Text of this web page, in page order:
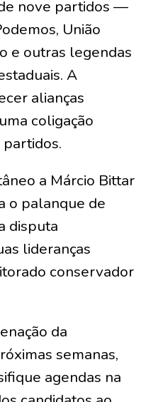
nove partidos —
União
e outras legendas
A
alianças
coligação
a Márcio Bittar
o palanque de
disputa
lideranças
conservador
da
semanas,
agendas na